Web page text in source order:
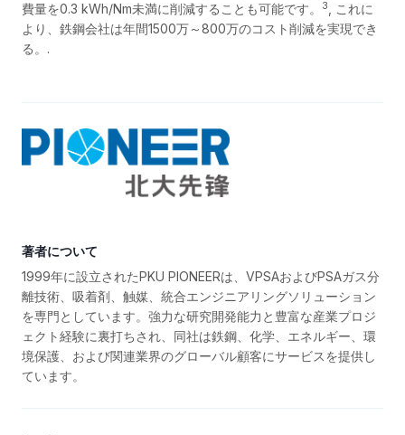
費量を0.3 kWh/Nm未満に削減することも可能です。
3
, これに
より、鉄鋼会社は年間1500万～800万のコスト削減を実現でき
る。.
著者について
1999年に設立されたPKU PIONEERは、VPSAおよびPSAガス分
離技術、吸着剤、触媒、統合エンジニアリングソリューション
を専門としています。強力な研究開発能力と豊富な産業プロジ
ェクト経験に裏打ちされ、同社は鉄鋼、化学、エネルギー、環
境保護、および関連業界のグローバル顧客にサービスを提供し
ています。